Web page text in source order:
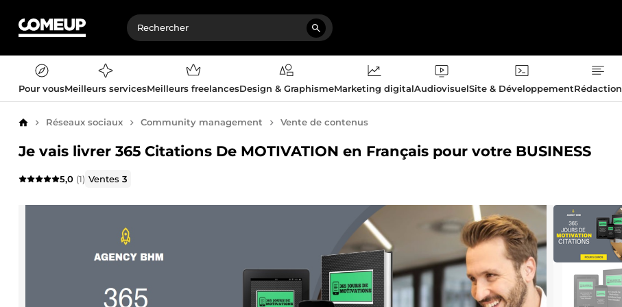
Pour vousMeilleurs servicesMeilleurs freelancesDesign & GraphismeMarketing digitalAudiovisuelSite & DéveloppementRédaction
AccueilRéseaux sociaux Community management Vente de contenus
Je vais livrer 365 Citations De MOTIVATION en Français pour votre BUSINESS
5,0 (1) Ventes3